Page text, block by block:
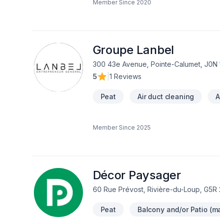
satisfaction client à Abitibi-
Member Since 2020
Groupe Lanbel
300 43e Avenue, Pointe-Calumet, J0N
5
1 Reviews
Peat Air duct cleaning
Member Since 2025
Décor Paysager
60 Rue Prévost, Rivière-du-Loup, G5R
Peat Balcony and/or Patio